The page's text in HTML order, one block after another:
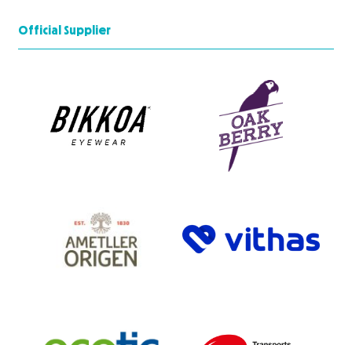
Official Supplier